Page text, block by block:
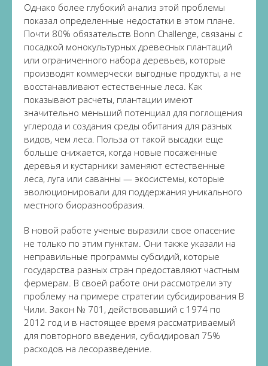
Однако более глубокий анализ этой проблемы
показал определенные недостатки в этом плане.
Почти 80% обязательств Bonn Challenge, связаны с
посадкой монокультурных древесных плантаций
или ограниченного набора деревьев, которые
производят коммерчески выгодные продукты, а не
восстанавливают естественные леса. Как
показывают расчеты, плантации имеют
значительно меньший потенциал для поглощения
углерода и создания среды обитания для разных
видов, чем леса. Польза от такой высадки еще
больше снижается, когда новые посаженные
деревья и кустарники заменяют естественные
леса, луга или саванны — экосистемы, которые
эволюционировали для поддержания уникального
местного биоразнообразия.
В новой работе ученые выразили свое опасение
не только по этим пунктам. Они также указали на
неправильные программы субсидий, которые
государства разных стран предоставляют частным
фермерам. В своей работе они рассмотрели эту
проблему на примере стратегии субсидирования В
Чили. Закон № 701, действовавший с 1974 по
2012 год и в настоящее время рассматриваемый
для повторного введения, субсидировал 75%
расходов на лесоразведение.